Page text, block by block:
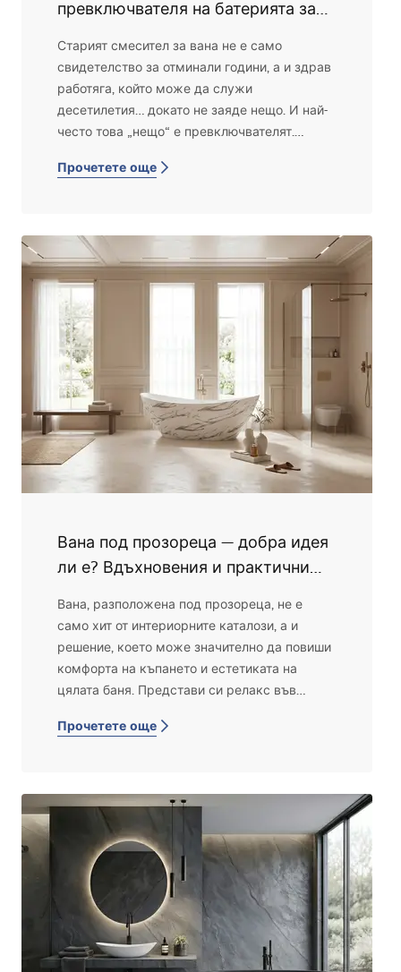
превключвателя на батерията за
стъпка
Старият смесител за вана не е само
свидетелство за отминали години, а и здрав
работяга, който може да служи
десетилетия… докато не заяде нещо. И най-
често това „нещо“ е превключвателят.
вземеш душ или водата упорито тече от две
наръчник, който ще те преведе през
ремонта на превключвателя в смесителя за
вана – стъпка по стъпка и без паника.
Провери също как работи превключвателят
в смесител за вана от стар тип и кои са най-
честите признаци за повреда.
Прочетете още
Вана под прозореца — добра идея
ли е? Вдъхновения и практични
Вана, разположена под прозореца, не е
само хит от интериорните каталози, а и
решение, което може значително да повиши
комфорта на къпането и естетиката на
цялата баня. Представи си релакс във
градината или града — звучи като мечта?
да обърнеш внимание при планирането ѝ.
Прочетете още